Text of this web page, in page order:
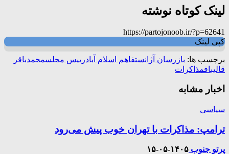
لینک کوتاه نوشته
https://partojonoob.ir/?p=62641
کپی لینک
برچسب ها: بازرسان آژانستفاهم اسلام آبادرییس مجلسمحمدباقر
قالیبافمذاکرات
اخبار مشابه
سیاسی
ترامپ: مذاکرات با تهران خوب پیش می‌رود
پرتو جنوب ۱۴۰۵-۰۵-۱۵